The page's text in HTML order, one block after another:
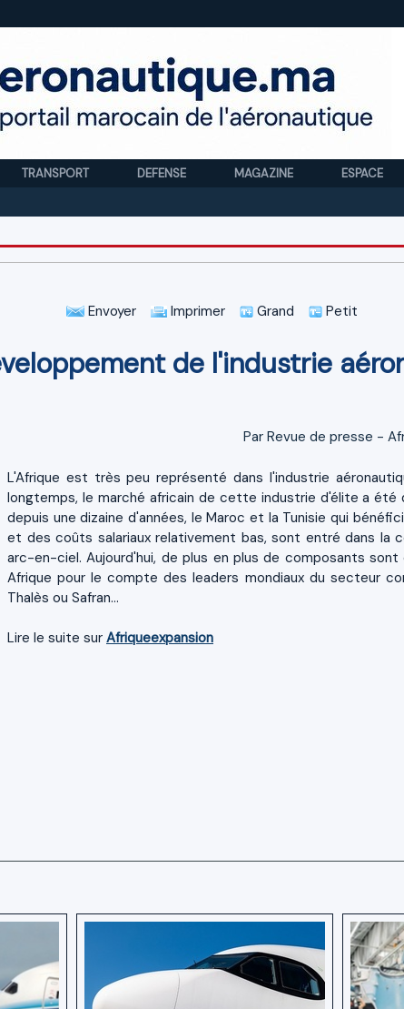
TRANSPORT DEFENSE MAGAZINE ESPACE
Envoyer Imprimer Grand Petit
de l'industrie
Par Revue de presse -
L'Afrique est très peu représenté dans l'industrie
longtemps, le marché africain de cette industrie d'élite a été
depuis une dizaine d'années, le Maroc et la Tunisie qui
et des coûts salariaux relativement bas, sont entré dans la
arc-en-ciel. Aujourd'hui, de plus en plus de composants
Afrique pour le compte des leaders mondiaux du secteur
Thalès ou Safran...
Lire le suite sur Afriqueexpansion